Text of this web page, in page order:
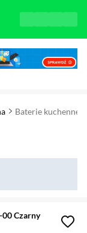
aktualny element 1 z
Baterie kuchenne
Czarny